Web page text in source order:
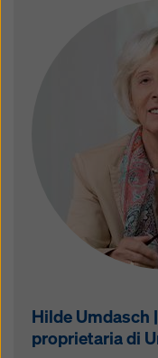
Hilde Umdasch
proprietaria di